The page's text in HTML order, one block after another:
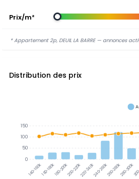
Prix/m²
* Appartement 2p, DEUIL LA BARRE — annonces
Distribution des prix
140-160k160-180k180-200k200-220k220-240k240-260k260-280k280-300k
150
100
50
0